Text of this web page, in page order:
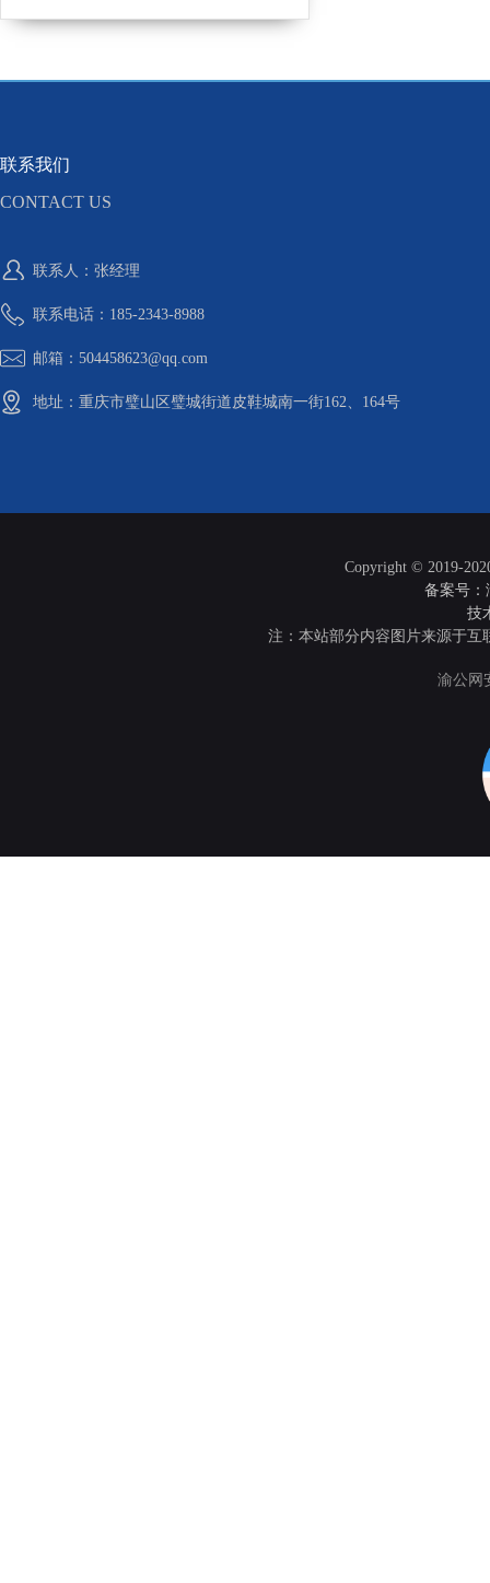
联系我们
CONTACT US
联系人：张经理
联系电话：185-2343-8988
邮箱：504458623@qq.com
地址：重庆市璧山区璧城街道皮鞋城南一街162、164号
Copyright © 2019-
备案号：
技
注：本站部分内容图片来源于
渝公网